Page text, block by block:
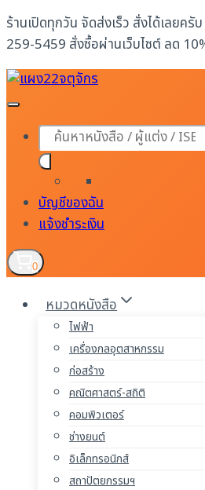
Skip
to
content
ร้านเปิดทุกวัน จัดส่งเร็ว สั่งได้เลยค
259-5459 สั่งซื้อผ่านเว็บไซต์ ลด
Products
search
บัญชีของฉัน
แจ้งชำระเงิน
0
หมวดหนังสือ
ไฟฟ้า
เครื่องกลอุตสาหกรรม
ก่อสร้าง
คณิตศาสตร์-สถิติ
คอมพิวเตอร์
ช่างยนต์
อิเล็กทรอนิกส์
สถาปัตยกรรมฯ